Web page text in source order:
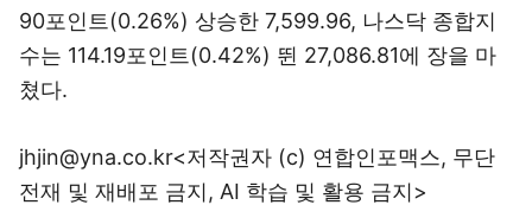
90포인트(0.26%) 상승한 7,599.96, 나스닥 종합지
수는 114.19포인트(0.42%) 뛴 27,086.81에 장을 마
쳤다.
jhjin@yna.co.kr<저작권자 (c) 연합인포맥스, 무단
전재 및 재배포 금지, AI 학습 및 활용 금지>